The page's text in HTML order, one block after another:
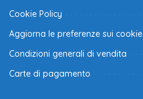
Cookie Policy
Aggiorna le preferenze sui cookie
Condizioni generali di vendita
Carte di pagamento